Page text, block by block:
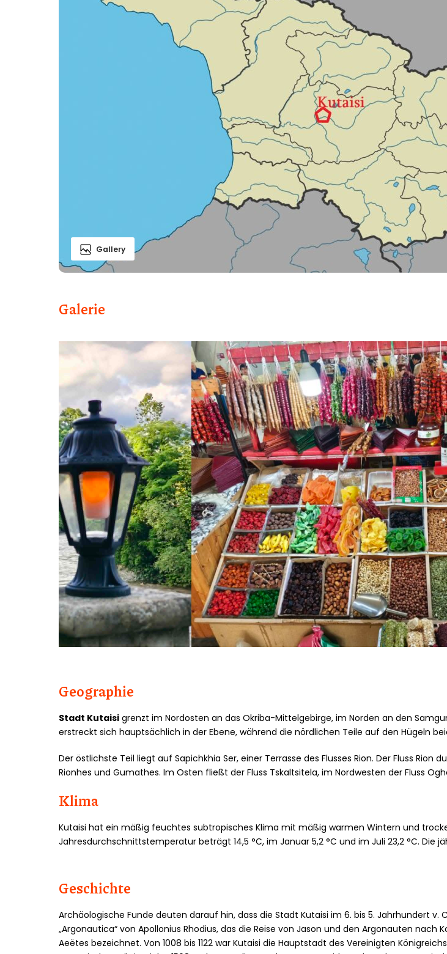
Gallery
Galerie
Geographie
Stadt Kutaisi grenzt im Nordosten an das Okriba-Mittelgebirge, im Norden an den
erstreckt sich hauptsächlich in der Ebene, während die nördlichen Teile auf den Hügeln
Der östlichste Teil liegt auf Sapichkhia Ser, einer Terrasse des Flusses Rion. Der Fluss
Rionhes und Gumathes. Im Osten fließt der Fluss Tskaltsitela, im Nordwesten der Fluss
Klima
Kutaisi hat ein mäßig feuchtes subtropisches Klima mit mäßig warmen Wintern und
Jahresdurchschnittstemperatur beträgt 14,5 °C, im Januar 5,2 °C und im Juli 23,2 °C. Die
Geschichte
Archäologische Funde deuten darauf hin, dass die Stadt Kutaisi im 6. bis 5. Jahrhundert v.
„Argonautica“ von Apollonius Rhodius, das die Reise von Jason und den Argonauten nach
Aeëtes bezeichnet. Von 1008 bis 1122 war Kutaisi die Hauptstadt des Vereinigten